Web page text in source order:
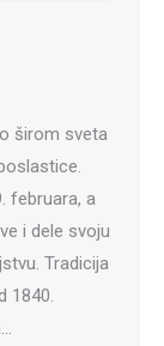
širom sveta
februara, a
i dele svoju
Tradicija
1840.